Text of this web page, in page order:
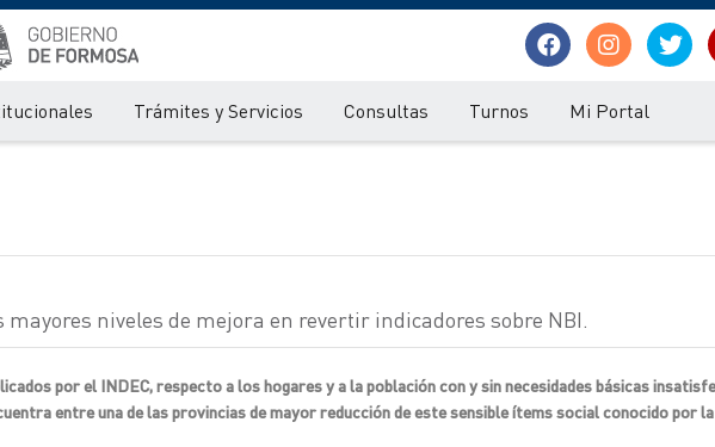
Trámites y Servicios Consultas Turnos Mi Portal
mayores niveles de mejora en revertir indicadores sobre NBI.
por el INDEC, respecto a los hogares y a la población con y sin necesidades básicas
entre una de las provincias de mayor reducción de este sensible ítems social conocido por